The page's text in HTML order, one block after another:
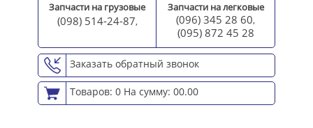
Запчасти на грузовые
(098) 514-24-87,
Запчасти на легковые
(096) 345 28 60,
(095) 872 45 28
Заказать обратный звонок
Товаров: 0 На сумму: 00.00